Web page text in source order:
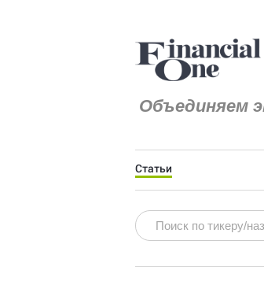
Объединяем
Статьи